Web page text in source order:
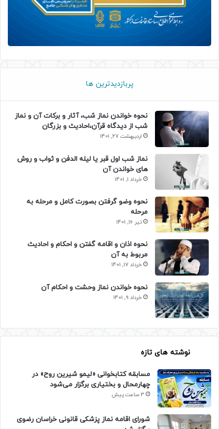
پربازدیدترین ها
نحوه خواندن نماز شب، آثار و برکات آن و نماز
شب از دیدگاه قرآن،احادیث و بزرگان
اردیبهشت 27, 1401
نماز شب اول قبر یا لیله الدفن و ثواب و روش
های خواندن آن
خرداد 1, 1401
نحوه وضو گرفتن بصورت کامل و مرحله به
مرحله
تیر 16, 1401
نحوه اذان و اقامه گفتن و احکام و احادیث
مربوط به آن
خرداد 17, 1401
نحوه خواندن نماز وحشت و احکام آن
خرداد 9, 1401
نوشته های تازه
مسابقه کتابخوانی «لیمو شیرین روح» در
چهارمحال و بختیاری برگزار می‌شود
3 ساعت پیش
شورای اقامه نماز پزشکی قانونی خراسان رضوی